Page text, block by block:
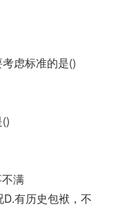
虑标准的是()
满
有历史包袱，不